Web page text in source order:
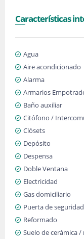
Características
Agua
Aire acondicionado
Alarma
Armarios
Baño auxiliar
Citófono /
Clósets
Depósito
Despensa
Doble Ventana
Electricidad
Gas domiciliario
Puerta de seguridad
Reformado
Suelo de cerámica